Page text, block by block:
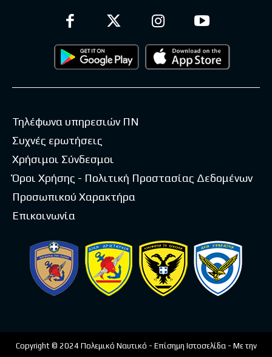
Τηλέφωνα υπηρεσιών ΠΝ
Συχνές ερωτήσεις
Χρήσιμοι Σύνδεσμοι
Όροι Χρήσης - Πολιτική Προστασίας Δεδομένων
Προσωπικού Χαρακτήρα
Επικοινωνία
Copyright © 2024 Πολεμικό Ναυτικό - Επίσημη Ιστοσελίδα - Με την